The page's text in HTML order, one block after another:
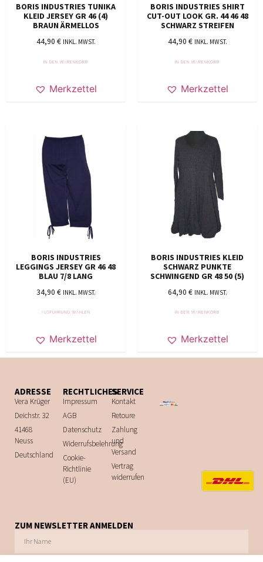
BORIS INDUSTRIES TUNIKA
KLEID JERSEY GR 46 (4)
BRAUN ÄRMELLOS
44,90 € INKL. MWST.
IN DEN WARENKORB
Merkzettel
BORIS INDUSTRIES SHIRT
CUT-OUT LOOK GR. 44 46 48
SCHWARZ STREIFEN
44,90 € INKL. MWST.
IN DEN WARENKORB
Merkzettel
BORIS INDUSTRIES
LEGGINGS JERSEY GR 46 48
BLAU 7/8 LANG
34,90 € INKL. MWST.
AUSFÜHRUNG WÄHLEN
Merkzettel
BORIS INDUSTRIES KLEID
SCHWARZ PUNKTE
SCHWINGEND GR 48 50 (5)
64,90 € INKL. MWST.
IN DEN WARENKORB
Merkzettel
ADRESSE
Vera Krüger
Deichstr. 32
41468
Neuss
Deutschland
RECHTLICHES
Impressum
AGB
Datenschutz
Widerrufsbelehrung
Cookie-
Richtlinie
(EU)
SERVICE
Kontakt
Retoure
Zahlung
und
Versand
Vertrag
widerrufen
ZUM NEWSLETTER ANMELDEN